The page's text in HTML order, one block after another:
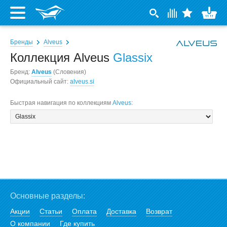
Бренды Alveus
Коллекция Alveus Glassix
Бренд: Alveus (Словения)
Официальный сайт: alveus.si
Быстрая навигация по коллекциям Alveus:
Основные разделы:
Акции Статьи Оплата Доставка
Возврат
О компании
Где купить